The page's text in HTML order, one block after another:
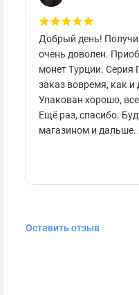
Добрый день!
очень доволен.
монет Турции.
заказ вовремя, как и
Упакован хорошо,
Ещё раз, спасибо.
магазином и дальше.
Оставить отзыв